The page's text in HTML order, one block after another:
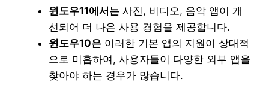
윈도우11에서는 사진, 비디오, 음악 앱이 개
선되어 더 나은 사용 경험을 제공합니다.
윈도우10은 이러한 기본 앱의 지원이 상대적
으로 미흡하여, 사용자들이 다양한 외부 앱을
찾아야 하는 경우가 많습니다.